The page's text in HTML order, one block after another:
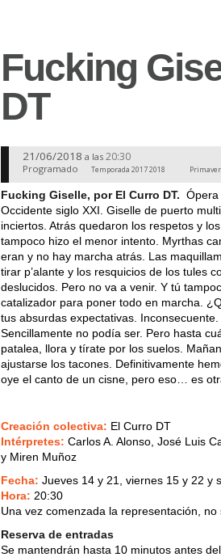
Fucking
DT
21/06/2018 a las 20:30
Programado Temporada 2017 2018
Fucking Giselle, por El Curro DT. Ópera
Occidente siglo XXI. Giselle de puerto
inciertos. Atrás quedaron los respetos y
tampoco hizo el menor intento. Myrthas
eran y no hay marcha atrás. Las
tirar p’alante y los resquicios de los tules
deslucidos. Pero no va a venir. Y tú
catalizador para poner todo en marcha.
tus absurdas expectativas.
Sencillamente no podía ser. Pero hasta
patalea, llora y tírate por los suelos.
ajustarse los tacones. Definitivamente
oye el canto de un cisne, pero eso… es
Creación colectiva: El Curro DT
Intérpretes: Carlos A. Alonso, José Luis
y Miren Muñoz
Fecha: Jueves 14 y 21, viernes 15 y 22 y
Hora: 20:30
Una vez comenzada la representación,
Reserva de entradas
Se mantendrán hasta 10 minutos antes